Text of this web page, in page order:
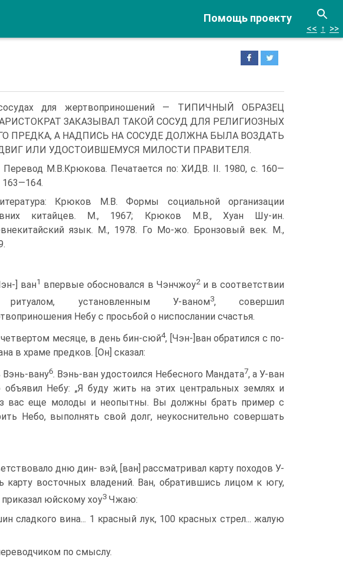
Помощь проекту
<< ↑ >>
для жертвоприношений — ТИПИЧНЫЙ ОБРАЗЕЦ
ЗАКАЗЫВАЛ ТАКОЙ СОСУД ДЛЯ РЕЛИГИОЗНЫХ
ПРЕДКА, А НАДПИСЬ НА СОСУДЕ ДОЛЖНА БЫЛА ВОЗДАТЬ
ИЛИ УДОСТОИВШЕМУСЯ МИЛОСТИ ПРАВИТЕЛЯ.
М.В.Крюкова. Печатается по: ХИДВ. II. 1980, с. 160—
163—164.
Крюков М.В. Формы социальной органи­зации
китайцев. M., 1967; Крюков М.В., Хуан Шу-ин.
язык. M., 1978. Го Мо-жо. Бронзовый век. M.,
] ван1 впервые обосновался в Чэнчжоу2и в соответствии
установленным У-ваном3, совершил
Небу с просьбой о ниспослании счастья.
месяце, в день бин-сюй4, [Чэн-]ван обратился с по­
в храме предков. [Он] сказал:
вану6. Вэнь-ван удостоился Небесного Мандата7, а У-ван
Небу: „Я буду жить на этих центральных землях и
вас еще моло­ды и неопытны. Вы должны брать пример с
Небо, выполнять свой долг, неукоснительно совершать
дню дин- вэй, [ван] рассматривал карту походов У-
карту восточных владений. Ван, обратившись ли­цом к югу,
юйскому хоу3 Чжаю:
сладкого вина... 1 красный лук, 100 красных стрел... жалую
по смыслу.